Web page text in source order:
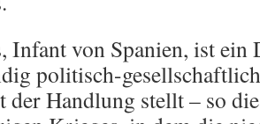
Infant von Spanien, ist ein
politisch-
Handlung stellt – so